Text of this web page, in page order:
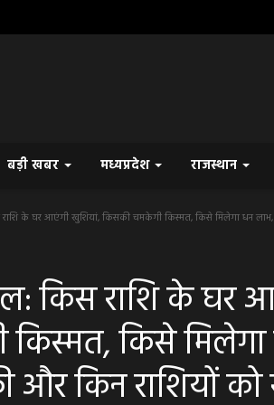
बड़ी खबर मध्यप्रदेश राजस्थान
के घर आएंगी खुशियां, किसकी चमकेगी किस्मत, किसे मिलेगा धन लाभ,
किस राशि के घर
किसे मिलेगा
और किन राशियों को